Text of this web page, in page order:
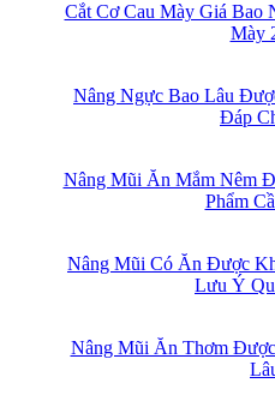
Cắt Cơ Cau Mày Giá Bao
Mày
Nâng Ngực Bao Lâu
Đáp
Nâng Mũi Ăn Mắm Nêm
Phẩm
Nâng Mũi Có Ăn Được
Lưu Ý
Nâng Mũi Ăn Thơm